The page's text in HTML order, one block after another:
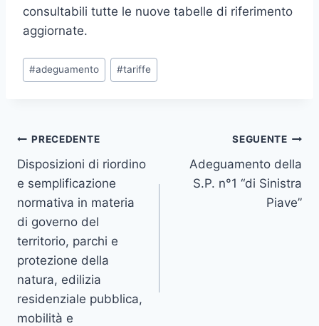
consultabili tutte le nuove tabelle di riferimento
aggiornate.
Tag
articolo:
#adeguamento #tariffe
Navigazione
articoli
PRECEDENTE
Disposizioni di riordino
e semplificazione
normativa in materia
di governo del
territorio, parchi e
protezione della
natura, edilizia
residenziale pubblica,
mobilità e
SEGUENTE
Adeguamento della
S.P. n°1 “di Sinistra
Piave”